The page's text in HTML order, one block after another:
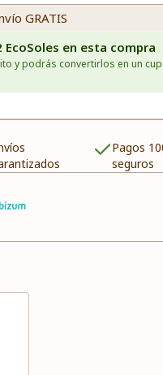
GRATIS
en esta compra
y podrás convertirlos en un
Pagos
seguros